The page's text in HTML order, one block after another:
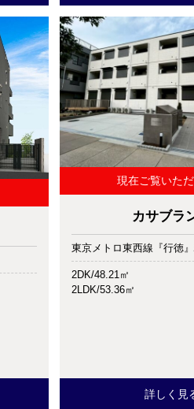
現在ご覧いた
カサブラ
東京メトロ東西線『行徳
2DK/48.21㎡
2LDK/53.36㎡
詳しく見